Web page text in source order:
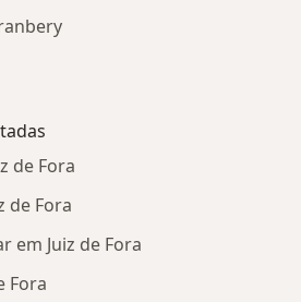
de Fora
de Fora
em Juiz de Fora
Fora